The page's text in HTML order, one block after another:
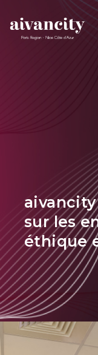
Aller au contenu
Fil
sur les
éthique